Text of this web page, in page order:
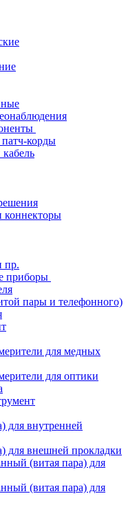
корды
коннекторы
пр.
приборы
пары и телефонного)
для медных
для оптики
для внутренней
для внешней прокладки
(витая пара) для
(витая пара) для